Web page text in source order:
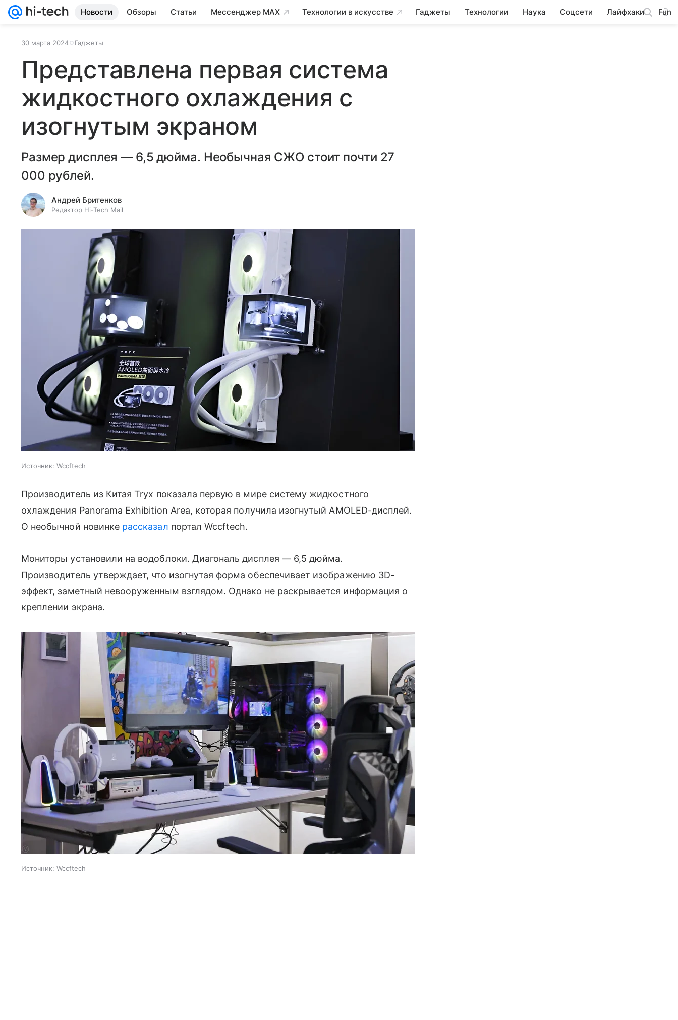
Новости Обзоры Статьи Мессенджер MAX Технологии в искусстве Гаджеты Технологии Наука Соцсети Лайфхаки Fun
30 марта 2024 Гаджеты
Представлена первая система
жидкостного охлаждения с
изогнутым экраном
Размер дисплея — 6,5 дюйма. Необычная СЖО стоит почти 27
000 рублей.
Андрей Бритенков
Редактор Hi-Tech Mail
Источник: Wccftech
Производитель из Китая Tryx показала первую в мире систему жидкостного
охлаждения Panorama Exhibition Area, которая получила изогнутый AMOLED-дисплей.
О необычной новинке рассказал портал Wccftech.
Мониторы установили на водоблоки. Диагональ дисплея — 6,5 дюйма.
Производитель утверждает, что изогнутая форма обеспечивает изображению 3D-
эффект, заметный невооруженным взглядом. Однако не раскрывается информация о
креплении экрана.
Источник: Wccftech